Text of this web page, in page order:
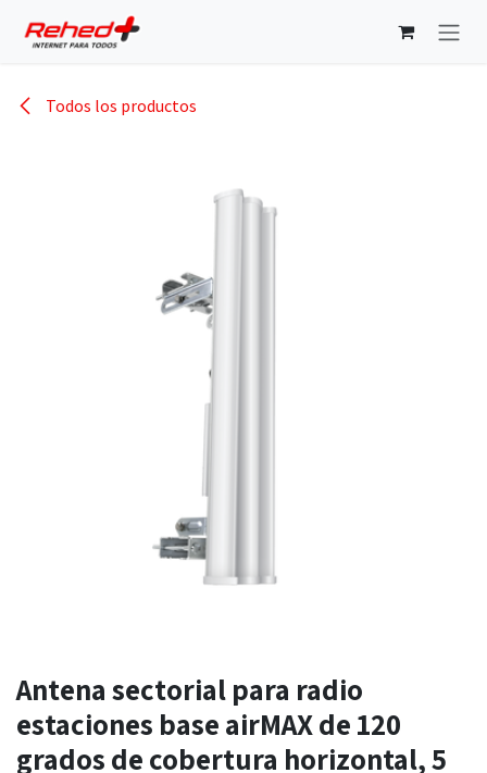
Todos los productos
Antena sectorial para radio
estaciones base airMAX de 120
grados de cobertura horizontal, 5